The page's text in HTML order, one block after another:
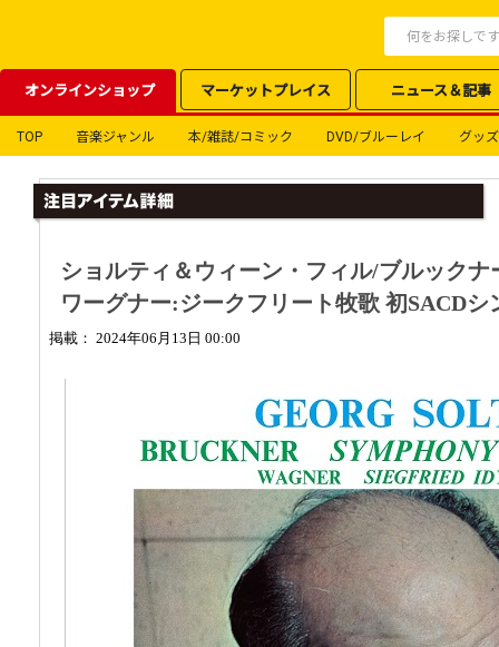
オンラインショップ マーケットプレイス ニュース＆記事
TOP 音楽ジャンル 本/雑誌/コミック DVD/ブルーレイ グッズ
ショルティ＆ウィーン・フィル/ブルック
ワーグナー:ジークフリート牧歌 初SACDシ
掲載： 2024年06月13日 00:00